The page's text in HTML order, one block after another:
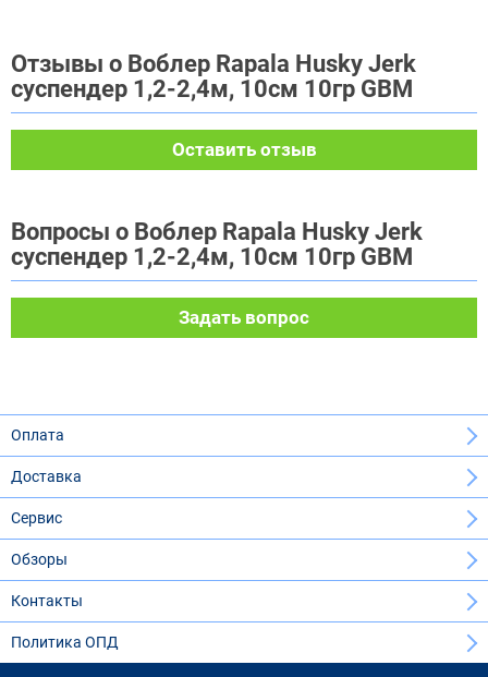
Отзывы о Воблер Rapala Husky Jerk
суспендер 1,2-2,4м, 10см 10гр GBM
Оставить отзыв
Вопросы о Воблер Rapala Husky Jerk
суспендер 1,2-2,4м, 10см 10гр GBM
Задать вопрос
Оплата
Доставка
Сервис
Обзоры
Контакты
Политика ОПД